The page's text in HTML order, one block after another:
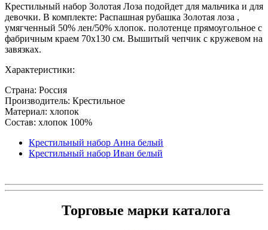
Крестильный набор Золотая Лоза подойдет для мальчика и для
девочки. В комплекте: Распашная рубашка Золотая лоза ,
умягченный 50% лен/50% хлопок. полотенце прямоугольное с
фабричным краем 70х130 см. Вышитый чепчик с кружевом на
завязках.
Характеристики:
Страна: Россия
Производитель: Крестильное
Материал: хлопок
Состав: хлопок 100%
Крестильный набор Анна белый
Крестильный набор Иван белый
Торговые марки каталога